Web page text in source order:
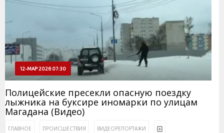
12-МАР 2026 07:30
Полицейские пресекли опасную поездку
лыжника на буксире иномарки по улицам
Магадана (Видео)
ГЛАВНОЕ ПРОИСШЕСТВИЯ ВИДЕОРЕПОРТАЖИ